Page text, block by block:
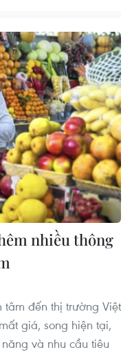
nhiều thông
đến thị trường Việt
giá, song hiện tại,
và nhu cầu tiêu